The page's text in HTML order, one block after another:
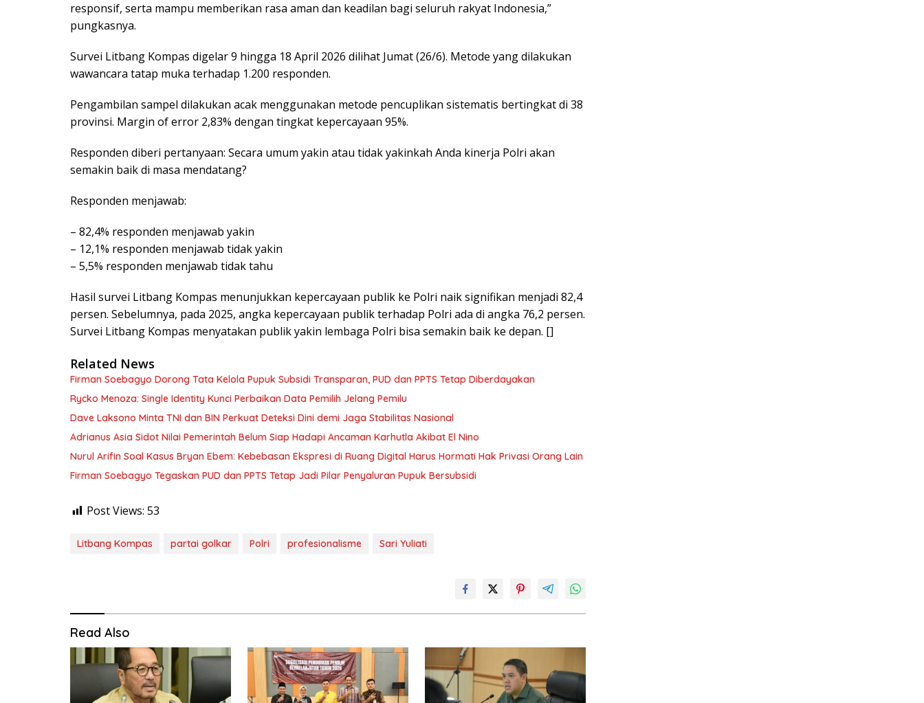
responsif, serta mampu memberikan rasa aman dan keadilan bagi seluruh rakyat Indonesia,”
pungkasnya.
Survei Litbang Kompas digelar 9 hingga 18 April 2026 dilihat Jumat (26/6). Metode yang dilakukan
wawancara tatap muka terhadap 1.200 responden.
Pengambilan sampel dilakukan acak menggunakan metode pencuplikan sistematis bertingkat di 38
provinsi. Margin of error 2,83% dengan tingkat kepercayaan 95%.
Responden diberi pertanyaan: Secara umum yakin atau tidak yakinkah Anda kinerja Polri akan
semakin baik di masa mendatang?
Responden menjawab:
– 82,4% responden menjawab yakin
– 12,1% responden menjawab tidak yakin
– 5,5% responden menjawab tidak tahu
Hasil survei Litbang Kompas menunjukkan kepercayaan publik ke Polri naik signifikan menjadi 82,4
persen. Sebelumnya, pada 2025, angka kepercayaan publik terhadap Polri ada di angka 76,2 persen.
Survei Litbang Kompas menyatakan publik yakin lembaga Polri bisa semakin baik ke depan. []
Related News
Firman Soebagyo Dorong Tata Kelola Pupuk Subsidi Transparan, PUD dan PPTS Tetap Diberdayakan
Rycko Menoza: Single Identity Kunci Perbaikan Data Pemilih Jelang Pemilu
Dave Laksono Minta TNI dan BIN Perkuat Deteksi Dini demi Jaga Stabilitas Nasional
Adrianus Asia Sidot Nilai Pemerintah Belum Siap Hadapi Ancaman Karhutla Akibat El Nino
Nurul Arifin Soal Kasus Bryan Ebem: Kebebasan Ekspresi di Ruang Digital Harus Hormati Hak Privasi Orang Lain
Firman Soebagyo Tegaskan PUD dan PPTS Tetap Jadi Pilar Penyaluran Pupuk Bersubsidi
Post Views: 53
Litbang Kompas partai golkar Polri profesionalisme Sari Yuliati
Read Also